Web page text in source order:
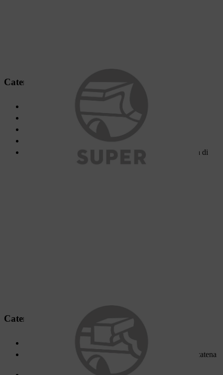
Catena Super
Prestazioni di taglio più elevate della gamma STIHL
Durata particolarmente elevata
Basso contraccolpo e basse vibrazioni
è anche a basso contraccolpo grazie alla maglia di
trasmissione con gobba
Catena Duro
Per le applicazioni più impegnative
Rimane affilata dieci volte più a lungo riaspetto ad una catena